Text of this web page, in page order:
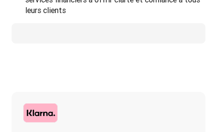
leurs clients